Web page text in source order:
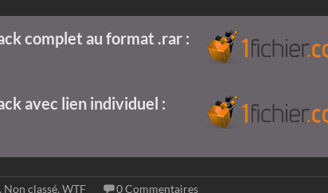
complet au format .rar :
avec lien individuel :
:
, Non classé, WTF 0 Commentaires